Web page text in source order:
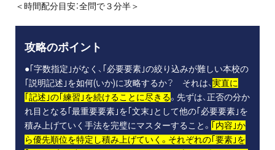
＜時間配分目安：全問で３分半＞
攻略のポイント
●｢字数指定｣がなく、｢必要要素｣の絞り込みが難しい本校の
｢説明記述｣を如何(いか)に攻略するか？ それは、実直に
｢記述｣の｢練習｣を続けることに尽きる。先ずは、正否の分か
れ目となる｢最重要要素｣を｢文末｣として他の｢必要要素｣を
積み上げていく手法を完璧にマスターすること。
｢内容｣か
ら優先順位を特定し積み上げていく。それぞれの｢要素｣を